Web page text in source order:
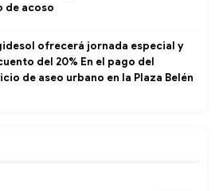
de acoso
ofrecerá jornada especial y
del 20% En el pago del
de aseo urbano en la Plaza Belén